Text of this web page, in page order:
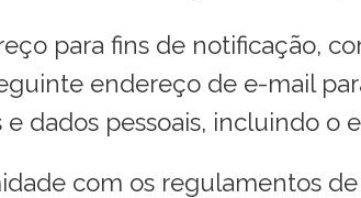
para fins de notificação,
endereço de e-mail
dados pessoais, incluindo o
com os regulamentos